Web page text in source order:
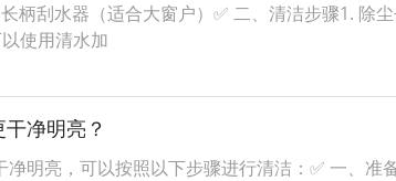
柄刮水器（适合大窗户）✅ 二、清洁步骤1. 除
使用清水加
净明亮？
净明亮，可以按照以下步骤进行清洁：✅ 一、